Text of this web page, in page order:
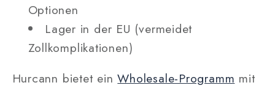
Optionen
Lager in der EU (vermeidet
Zollkomplikationen)
Hurcann bietet einWholesale-Programm mit